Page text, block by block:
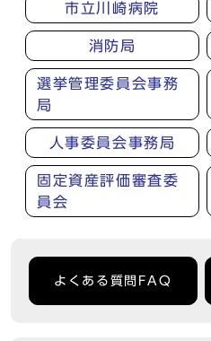
市立川崎病院
消防局
選挙管理委員会事務
局
人事委員会事務局
固定資産評価審査委
員会
よくある質問FAQ